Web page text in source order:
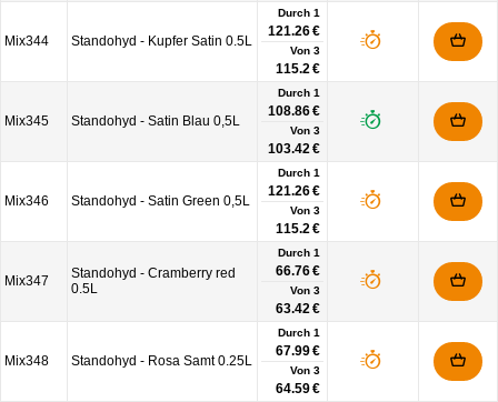
Mix344 Standohyd - Kupfer Satin 0.5L
Durch 1
121.26 €
Von 3
115.2 €
Mix345 Standohyd - Satin Blau 0,5L
Durch 1
108.86 €
Von 3
103.42 €
Mix346 Standohyd - Satin Green 0,5L
Durch 1
121.26 €
Von 3
115.2 €
Mix347
Standohyd - Cramberry red
0.5L
Durch 1
66.76 €
Von 3
63.42 €
Mix348 Standohyd - Rosa Samt 0.25L
Durch 1
67.99 €
Von 3
64.59 €